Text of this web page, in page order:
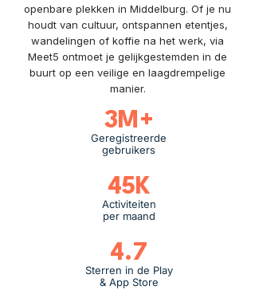
openbare plekken in Middelburg. Of je nu
houdt van cultuur, ontspannen etentjes,
wandelingen of koffie na het werk, via
Meet5 ontmoet je gelijkgestemden in de
buurt op een veilige en laagdrempelige
manier.
3M+
Geregistreerde
gebruikers
45K
Activiteiten
per maand
4.7
Sterren in de Play
& App Store